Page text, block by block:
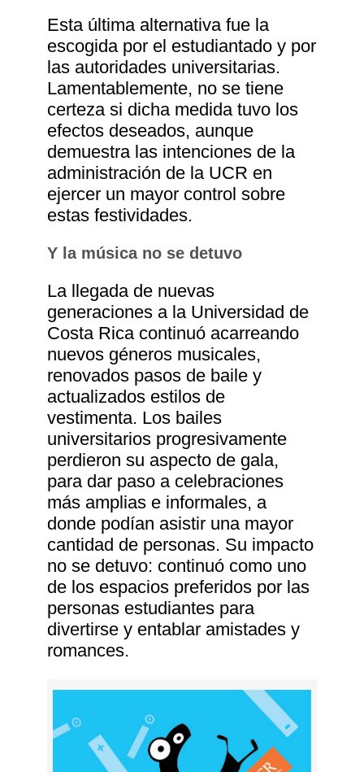
Esta última alternativa fue la
escogida por el estudiantado y por
las autoridades universitarias.
Lamentablemente, no se tiene
certeza si dicha medida tuvo los
efectos deseados, aunque
demuestra las intenciones de la
administración de la UCR en
ejercer un mayor control sobre
estas festividades.
Y la música no se detuvo
La llegada de nuevas
generaciones a la Universidad de
Costa Rica continuó acarreando
nuevos géneros musicales,
renovados pasos de baile y
actualizados estilos de
vestimenta. Los bailes
universitarios progresivamente
perdieron su aspecto de gala,
para dar paso a celebraciones
más amplias e informales, a
donde podían asistir una mayor
cantidad de personas. Su impacto
no se detuvo: continuó como uno
de los espacios preferidos por las
personas estudiantes para
divertirse y entablar amistades y
romances.